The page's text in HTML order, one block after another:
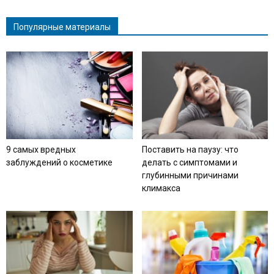
Популярные материалы
9 самых вредных
заблуждений о косметике
Поставить на паузу: что
делать с симптомами и
глубинными причинами
климакса